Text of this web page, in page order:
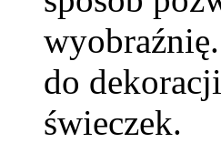
do
świeczek.